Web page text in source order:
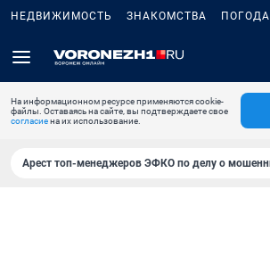
НЕДВИЖИМОСТЬ ЗНАКОМСТВА ПОГОДА
На информационном ресурсе применяются cookie-
файлы. Оставаясь на сайте, вы подтверждаете свое
согласиена их использование.
Арест топ-менеджеров ЭФКО по делу о